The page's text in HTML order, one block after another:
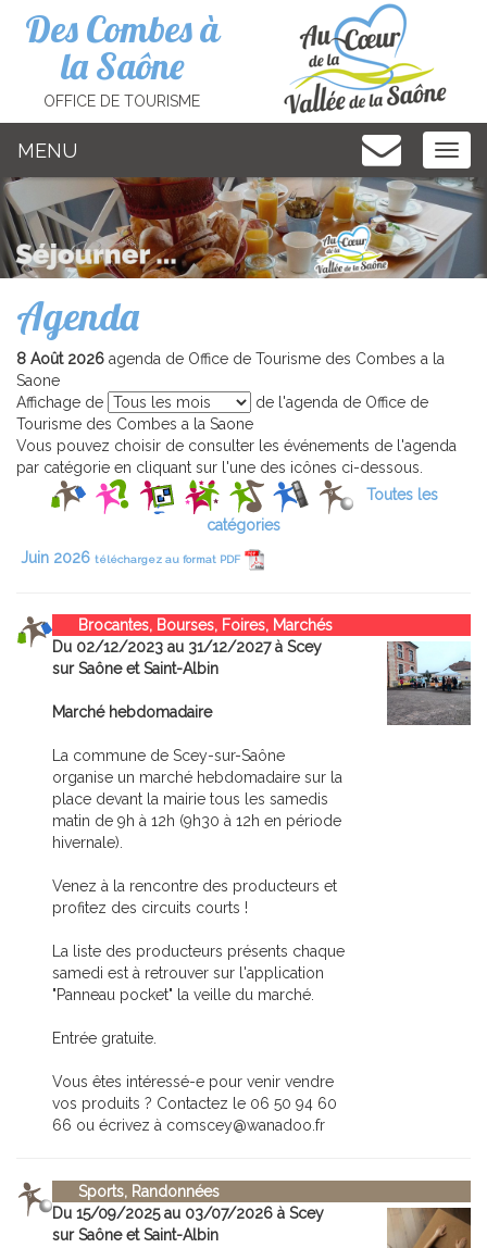
Des Combes à
la Saône
OFFICE DE TOURISME
MENU
Agenda
8 Août 2026 agenda de Office de Tourisme des Combes a la
Saone
Affichage de
de l'agenda de Office de
Tourisme des Combes a la Saone
Vous pouvez choisir de consulter les événements de l'agenda
par catégorie en cliquant sur l'une des icônes ci-dessous.
Toutes les
catégories
Juin 2026 téléchargez au format PDF
Brocantes, Bourses, Foires, Marchés
Du 02/12/2023 au 31/12/2027 à Scey
sur Saône et Saint-Albin
Marché hebdomadaire
La commune de Scey-sur-Saône
organise un marché hebdomadaire sur la
place devant la mairie tous les samedis
matin de 9h à 12h (9h30 à 12h en période
hivernale).
Venez à la rencontre des producteurs et
profitez des circuits courts !
La liste des producteurs présents chaque
samedi est à retrouver sur l'application
"Panneau pocket" la veille du marché.
Entrée gratuite.
Vous êtes intéressé-e pour venir vendre
vos produits ? Contactez le 06 50 94 60
66 ou écrivez à comscey@wanadoo.fr
Sports, Randonnées
Du 15/09/2025 au 03/07/2026 à Scey
sur Saône et Saint-Albin